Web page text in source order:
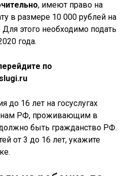
, имеют право на
в размере 10 000 рублей на
этого необходимо подать
года.
по
до 16 лет на госуслугах
РФ, проживающим в
быть гражданство РФ.
от 3 до 16 лет,укажите
.